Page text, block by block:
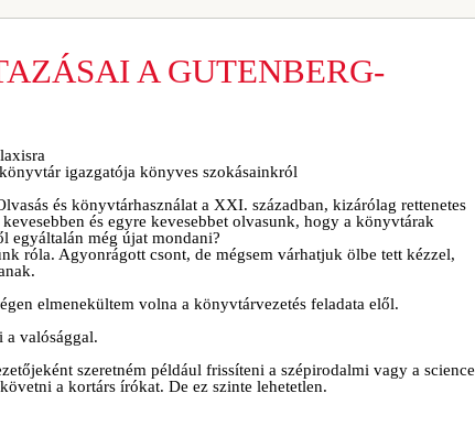
A GUTENBERG-
igazgatója könyves szokásainkról
és könyvtárhasználat a XXI. században, kizárólag rettenetes
és egyre kevesebbet olvasunk, hogy a könyvtárak
egyáltalán még újat mondani?
róla. Agyonrágott csont, de mégsem várhatjuk ölbe tett kézzel,
elmenekültem volna a könyvtárvezetés feladata elől.
a valósággal.
szeretném például frissíteni a szépirodalmi vagy a science
a kortárs írókat. De ez szinte lehetetlen.